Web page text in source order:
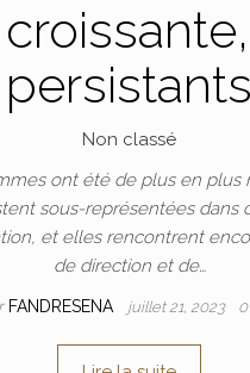
persistants
Non classé
ont été de plus en plus
sous-représentées
et elles rencontrent
de direction et de…
FANDRESENA juillet 21, 2023 0